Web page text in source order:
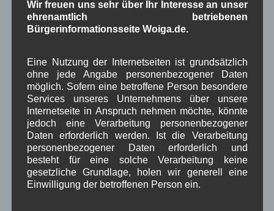
1250-Jahre ,AlpenRaum Arbeitsgruppe 1-13 ,
Arbeitsmarkt Bauvorhaben
Bildergalerie Brauchtum , Corona ,
Dorferneuerung , Dorfleben ,
Dorfplatz , Energiewende , Fest ,G7
Gesundheit , Gewerbe ,Haushalt ,
historische Bilder , Infrastruktur ,Isarkies
Kirche Kunsthandwerk Landwirtschaft
Wir freuen uns sehr über Ihr Interesse an unser
ehrenamtlich betriebenen
Bürgerinformationsseite Woiga.de.
Eine Nutzung der Internetseiten ist grundsätzlich
ohne jede Angabe personenbezogener Daten
möglich. Sofern eine betroffene Person besondere
Services unseres Unternehmens über unsere
Internetseite in Anspruch nehmen möchte, könnte
jedoch eine Verarbeitung personenbezogener
Daten erforderlich werden. Ist die Verarbeitung
personenbezogener Daten erforderlich und
besteht für eine solche Verarbeitung keine
gesetzliche Grundlage, holen wir generell eine
Einwilligung der betroffenen Person ein.